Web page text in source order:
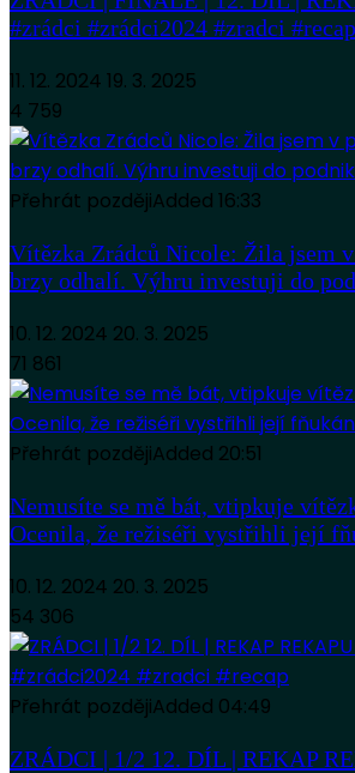
#zrádci #zrádci2024 #zradci #recap
11. 12. 2024 19. 3. 2025
4 759
Přehrát pozdějiAdded 16:33
Vítězka Zrádců Nicole: Žila jsem
brzy odhalí. Výhru investuji do
10. 12. 2024 20. 3. 2025
71 861
Přehrát pozdějiAdded 20:51
Nemusíte se mě bát, vtipkuje
Ocenila, že režiséři vystřihli její
10. 12. 2024 20. 3. 2025
54 306
Přehrát pozdějiAdded 04:49
ZRÁDCI | 1/2 12. DÍL | REKAP